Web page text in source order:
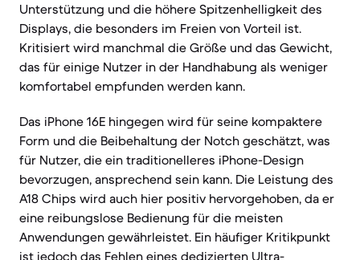
Unterstützung und die höhere Spitzenhelligkeit des
Displays, die besonders im Freien von Vorteil ist.
Kritisiert wird manchmal die Größe und das Gewicht,
das für einige Nutzer in der Handhabung als weniger
komfortabel empfunden werden kann.
Das iPhone 16E hingegen wird für seine kompaktere
Form und die Beibehaltung der Notch geschätzt, was
für Nutzer, die ein traditionelleres iPhone-Design
bevorzugen, ansprechend sein kann. Die Leistung des
A18 Chips wird auch hier positiv hervorgehoben, da er
eine reibungslose Bedienung für die meisten
Anwendungen gewährleistet. Ein häufiger Kritikpunkt
ist jedoch das Fehlen eines dedizierten Ultra-